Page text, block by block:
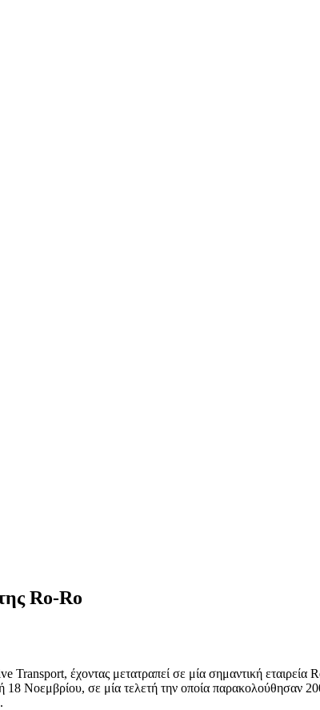
Ro-Ro
Transport, έχοντας μετατραπεί σε μία σημαντική
Νοεμβρίου, σε μία τελετή την οποία παρακολούθησαν